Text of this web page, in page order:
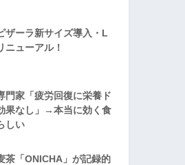
ザーラ新サイズ導入・L
ニューアル！
門家「疲労回復に栄養ド
果なし」→本当に効く食
しい
茶「ONICHA」が記録的